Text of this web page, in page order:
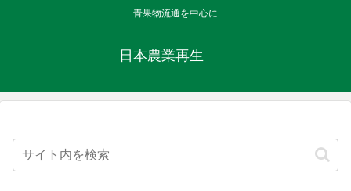
青果物流通を中心に
日本農業再生